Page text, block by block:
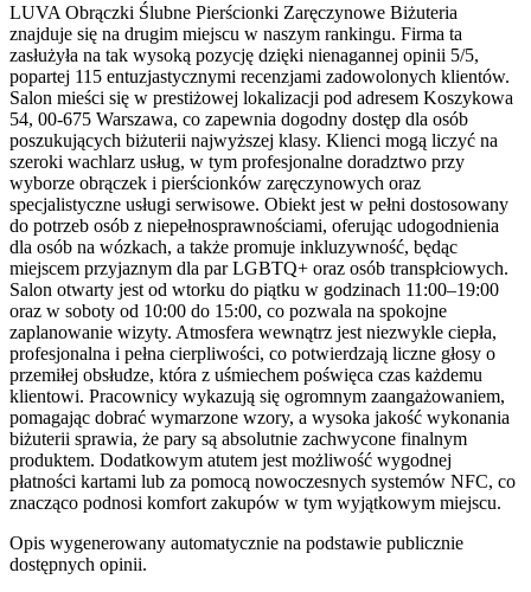
LUVA Obrączki Ślubne Pierścionki Zaręczynowe Biżuteria
znajduje się na drugim miejscu w naszym rankingu. Firma ta
zasłużyła na tak wysoką pozycję dzięki nienagannej opinii 5/5,
popartej 115 entuzjastycznymi recenzjami zadowolonych klientów.
Salon mieści się w prestiżowej lokalizacji pod adresem Koszykowa
54, 00-675 Warszawa, co zapewnia dogodny dostęp dla osób
poszukujących biżuterii najwyższej klasy. Klienci mogą liczyć na
szeroki wachlarz usług, w tym profesjonalne doradztwo przy
wyborze obrączek i pierścionków zaręczynowych oraz
specjalistyczne usługi serwisowe. Obiekt jest w pełni dostosowany
do potrzeb osób z niepełnosprawnościami, oferując udogodnienia
dla osób na wózkach, a także promuje inkluzywność, będąc
miejscem przyjaznym dla par LGBTQ+ oraz osób transpłciowych.
Salon otwarty jest od wtorku do piątku w godzinach 11:00–19:00
oraz w soboty od 10:00 do 15:00, co pozwala na spokojne
zaplanowanie wizyty. Atmosfera wewnątrz jest niezwykle ciepła,
profesjonalna i pełna cierpliwości, co potwierdzają liczne głosy o
przemiłej obsłudze, która z uśmiechem poświęca czas każdemu
klientowi. Pracownicy wykazują się ogromnym zaangażowaniem,
pomagając dobrać wymarzone wzory, a wysoka jakość wykonania
biżuterii sprawia, że pary są absolutnie zachwycone finalnym
produktem. Dodatkowym atutem jest możliwość wygodnej
płatności kartami lub za pomocą nowoczesnych systemów NFC, co
znacząco podnosi komfort zakupów w tym wyjątkowym miejscu.
Opis wygenerowany automatycznie na podstawie publicznie
dostępnych opinii.